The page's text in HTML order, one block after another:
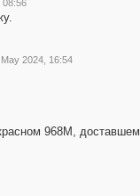
08:56
2024, 16:54
968М,